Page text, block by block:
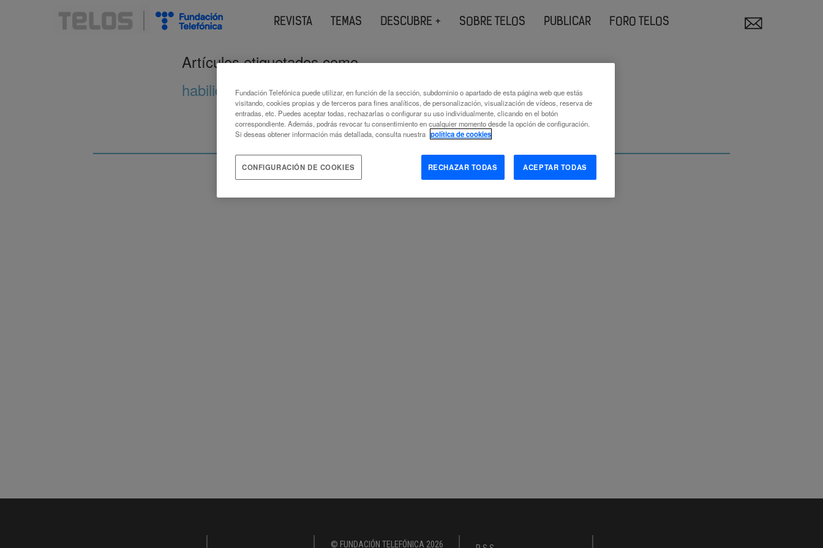
REVISTA TEMAS DESCUBRE + SOBRE TELOS PUBLICAR FORO TELOS
Artículos etiquetados como
habilidades laborales
© FUNDACIÓN TELEFÓNICA 2026
Fundación Telefónica puede utilizar, en función de la sección, subdominio o apartado de esta página web que estás
visitando, cookies propias y de terceros para fines analíticos, de personalización, visualización de vídeos, reserva de
entradas, etc. Puedes aceptar todas, rechazarlas o configurar su uso individualmente, clicando en el botón
correspondiente. Además, podrás revocar tu consentimiento en cualquier momento desde la opción de configuración.
Si deseas obtener información más detallada, consulta nuestra política de cookies
RECHAZAR TODAS ACEPTAR TODAS
CONFIGURACIÓN DE COOKIES